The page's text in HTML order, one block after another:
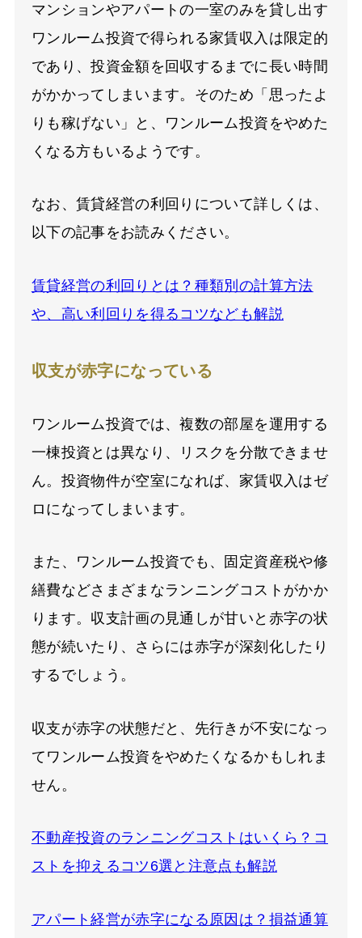
マンションやアパートの一室のみを貸し出す
ワンルーム投資で得られる家賃収入は限定的
であり、投資金額を回収するまでに長い時間
がかかってしまいます。そのため「思ったよ
りも稼げない」と、ワンルーム投資をやめた
くなる方もいるようです。
なお、賃貸経営の利回りについて詳しくは、
以下の記事をお読みください。
賃貸経営の利回りとは？種類別の計算方法
や、高い利回りを得るコツなども解説
収支が赤字になっている
ワンルーム投資では、複数の部屋を運用する
一棟投資とは異なり、リスクを分散できませ
ん。投資物件が空室になれば、家賃収入はゼ
ロになってしまいます。
また、ワンルーム投資でも、固定資産税や修
繕費などさまざまなランニングコストがかか
ります。収支計画の見通しが甘いと赤字の状
態が続いたり、さらには赤字が深刻化したり
するでしょう。
収支が赤字の状態だと、先行きが不安になっ
てワンルーム投資をやめたくなるかもしれま
せん。
不動産投資のランニングコストはいくら？コ
ストを抑えるコツ6選と注意点も解説
アパート経営が赤字になる原因は？損益通算